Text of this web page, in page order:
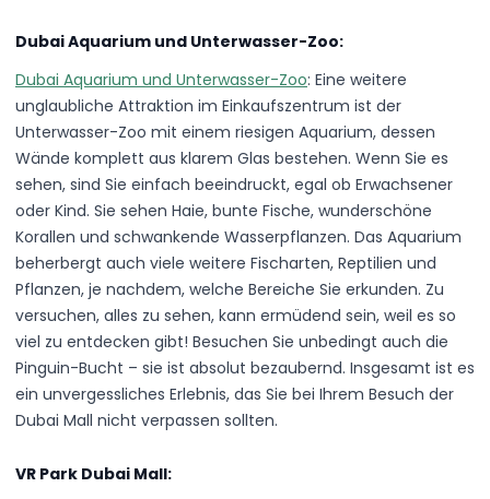
Dubai Aquarium und Unterwasser-Zoo:
Dubai Aquarium und Unterwasser-Zoo: Eine weitere
unglaubliche Attraktion im Einkaufszentrum ist der
Unterwasser-Zoo mit einem riesigen Aquarium, dessen
Wände komplett aus klarem Glas bestehen. Wenn Sie es
sehen, sind Sie einfach beeindruckt, egal ob Erwachsener
oder Kind. Sie sehen Haie, bunte Fische, wunderschöne
Korallen und schwankende Wasserpflanzen. Das Aquarium
beherbergt auch viele weitere Fischarten, Reptilien und
Pflanzen, je nachdem, welche Bereiche Sie erkunden. Zu
versuchen, alles zu sehen, kann ermüdend sein, weil es so
viel zu entdecken gibt! Besuchen Sie unbedingt auch die
Pinguin-Bucht – sie ist absolut bezaubernd. Insgesamt ist es
ein unvergessliches Erlebnis, das Sie bei Ihrem Besuch der
Dubai Mall nicht verpassen sollten.
VR Park Dubai Mall: